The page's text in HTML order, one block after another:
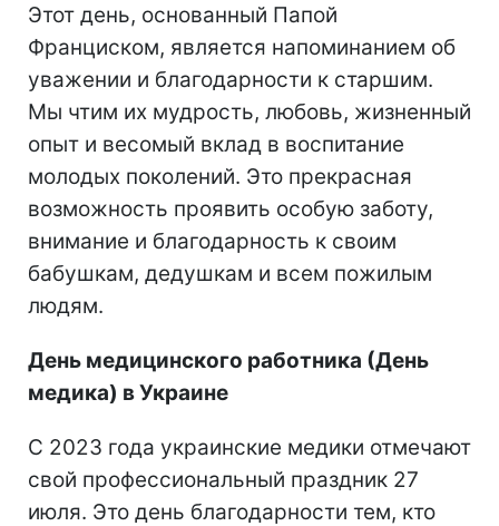
Этот день, основанный Папой
Франциском, является напоминанием об
уважении и благодарности к старшим.
Мы чтим их мудрость, любовь, жизненный
опыт и весомый вклад в воспитание
молодых поколений. Это прекрасная
возможность проявить особую заботу,
внимание и благодарность к своим
бабушкам, дедушкам и всем пожилым
людям.
День медицинского работника (День
медика) в Украине
С 2023 года украинские медики отмечают
свой профессиональный праздник 27
июля. Это день благодарности тем, кто